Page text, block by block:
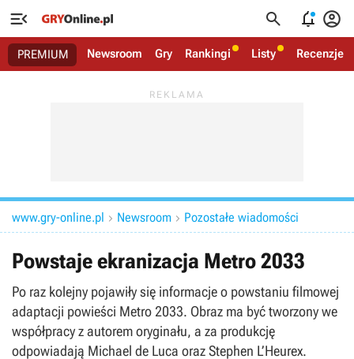
   
PREMIUM Newsroom Gry Rankingi Listy Recenzje
www.gry-online.pl  Newsroom  Pozostałe wiadomości
Powstaje ekranizacja Metro 2033
Po raz kolejny pojawiły się informacje o powstaniu filmowej
adaptacji powieści Metro 2033. Obraz ma być tworzony we
współpracy z autorem oryginału, a za produkcję
odpowiadają Michael de Luca oraz Stephen L’Heurex.